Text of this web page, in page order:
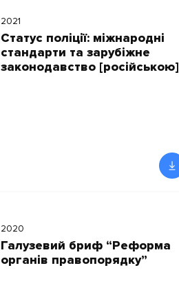
2021
Статус поліції: міжнародні
стандарти та зарубіжне
законодавство [російською]
2020
Галузевий бриф “Реформа
органів правопорядку”